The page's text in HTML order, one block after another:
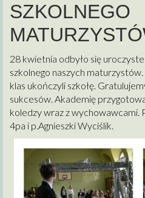
SZKOLNEGO
28 kwietnia odbyło się
szkolnego naszych
klas ukończyli szkołę.
sukcesów. Akademię
koledzy wraz z wychowawcami.
4pa i p.Agnieszki Wyciślik.